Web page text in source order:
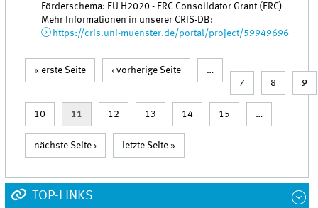
Förderschema: EU H2020 - ERC Consolidator Grant (ERC)
Mehr Informationen in unserer CRIS-DB:
https://cris.uni-muenster.de/portal/project/59949696
Seiten
« erste Seite ‹ vorherige Seite
…
7
8 9
10 11 12 13 14 15 …
nächste Seite › letzte Seite »
TOP-LINKS